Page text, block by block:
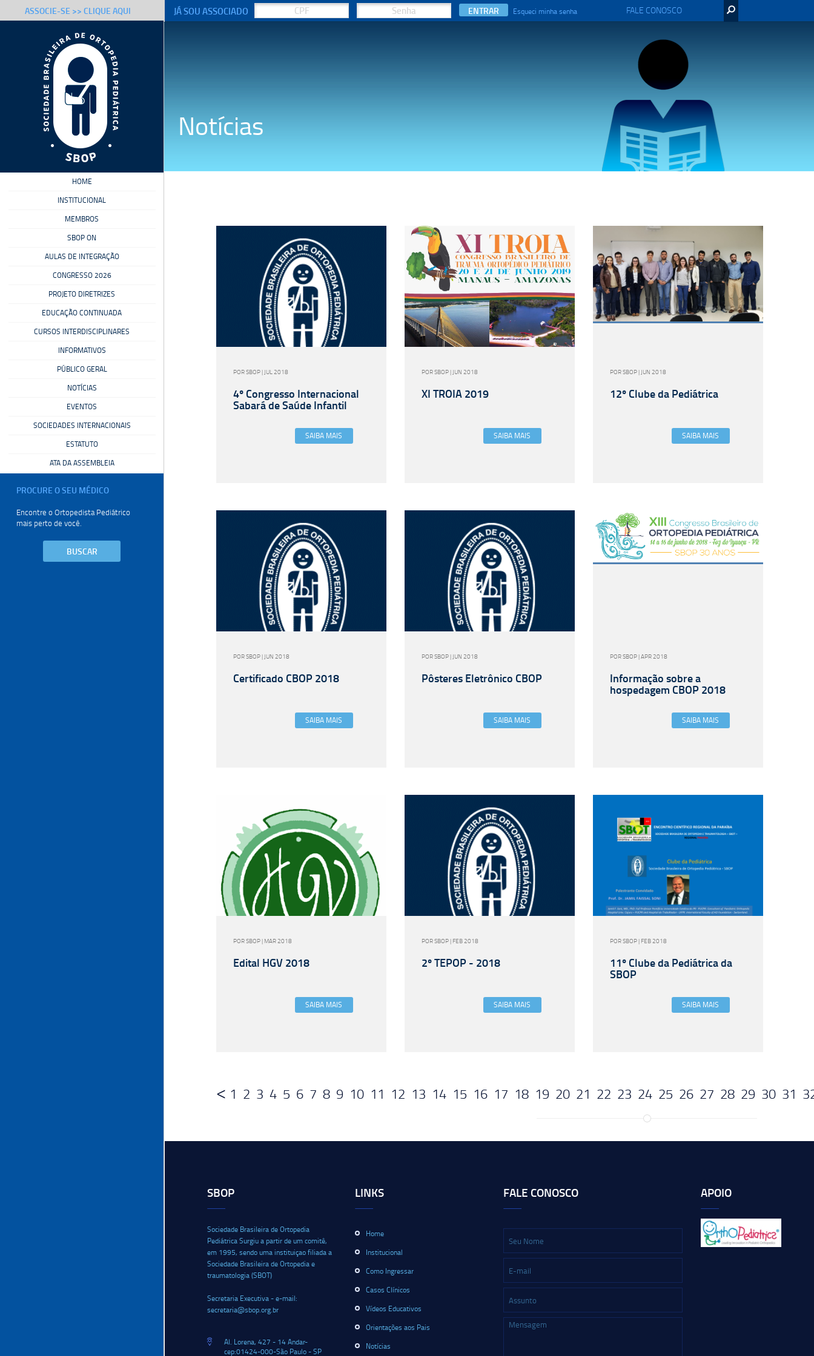
ASSOCIE-SE >> CLIQUE AQUI JÁ SOU ASSOCIADO ENTRAR Esqueci minha senha FALE CONOSCO
HOME
INSTITUCIONAL
MEMBROS
SBOP ON
AULAS DE INTEGRAÇÃO
CONGRESSO 2026
PROJETO DIRETRIZES
EDUCAÇÃO CONTINUADA
CURSOS INTERDISCIPLINARES
INFORMATIVOS
PÚBLICO GERAL
NOTÍCIAS
EVENTOS
SOCIEDADES INTERNACIONAIS
ESTATUTO
ATA DA ASSEMBLEIA
PROCURE O SEU MÉDICO
Encontre o OrtopedistaPediátrico
mais perto de você.
BUSCAR
Notícias
POR SBOP | JUL 2018
4º Congresso Internacional
Sabará de Saúde Infantil
SAIBA MAIS
POR SBOP | JUN 2018
XI TROIA 2019
SAIBA MAIS
POR SBOP | JUN 2018
12º Clube da Pediátrica
SAIBA MAIS
POR SBOP | JUN 2018
Certificado CBOP 2018
SAIBA MAIS
POR SBOP | JUN 2018
Pôsteres Eletrônico CBOP
SAIBA MAIS
POR SBOP | APR 2018
Informação sobre a
hospedagem CBOP 2018
SAIBA MAIS
POR SBOP | MAR 2018
Edital HGV 2018
SAIBA MAIS
POR SBOP | FEB 2018
2º TEPOP - 2018
SAIBA MAIS
POR SBOP | FEB 2018
11º Clube da Pediátrica da
SBOP
SAIBA MAIS
1 2 3 4 5 6 7 8 9 10 11 12 13 14 15 16 17 18 19 20 21 22 23 24 25 26 27 28 29 30 31
SBOP
Sociedade Brasileira de Ortopedia
Pediátrica Surgiu a partir de um comitê,
em 1995, sendo uma instituiçao filiada a
Sociedade Brasileira de Ortopedia e
traumatologia (SBOT)
Secretaria Executiva - e-mail:
secretaria@sbop.org.br
Al. Lorena, 427 - 14 Andar-
cep:01424-000-São Paulo - SP
LINKS
Home
Institucional
Como Ingressar
Casos Clínicos
Vídeos Educativos
Orientações aos Pais
Notícias
FALE CONOSCO APOIO